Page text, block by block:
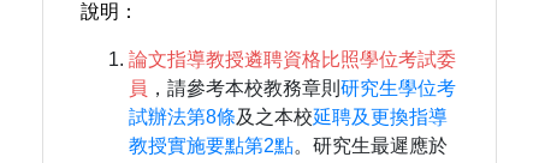
說明：
論文指導教授遴聘資格比照學位考試委
員 ，請參考本校教務章則 研究生學位考
試辦法第8條及之本校延聘及更換指導
教授實施要點第2點。研究生最遲應於